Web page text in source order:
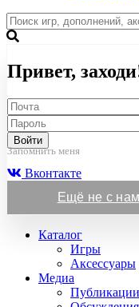
Привет,
Войти
Запомнить меня
Вконтакте
Ещё не с
Каталог
Игры
Аксессуары
Медиа
Публикации